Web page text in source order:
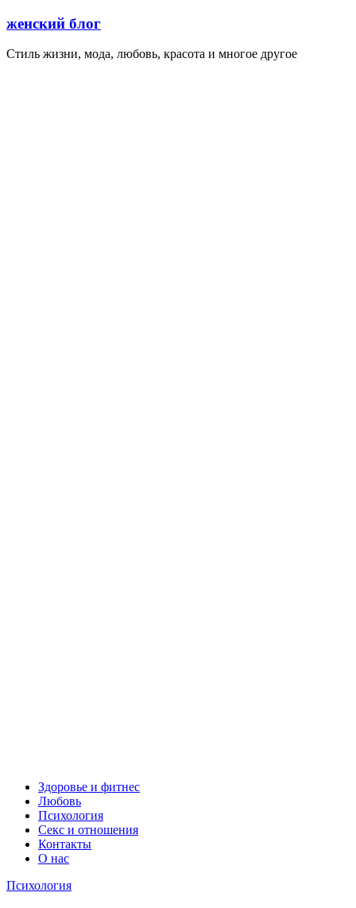
Перейти
содержимому
женский блог
Стиль жизни, мода, любовь, красота и многое другое
Здоровье и фитнес
Любовь
Психология
Секс и отношения
Контакты
О нас
Психология